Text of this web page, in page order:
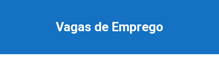
Vagas de Emprego